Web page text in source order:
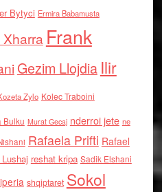
Bytyci Ermira Babamusta
Xharra Frank
Gezim Llojdia Ilir
Zylo Kolec Traboini
Bulku Murat Gecaj nderroi jete ne
Rafaela Prifti Rafael
reshat kripa Sadik Elshani
shqiptaret Sokol